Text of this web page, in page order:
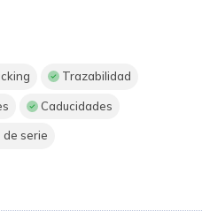
Trazabilidad
Caducidades
serie